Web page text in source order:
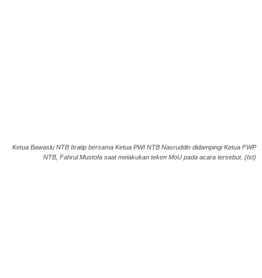
Ketua Bawaslu NTB Itratip bersama Ketua PWI NTB Nasruddin didampingi Ketua FWP
NTB, Fahrul Mustofa saat melakukan teken MoU pada acara tersebut. (Ist)